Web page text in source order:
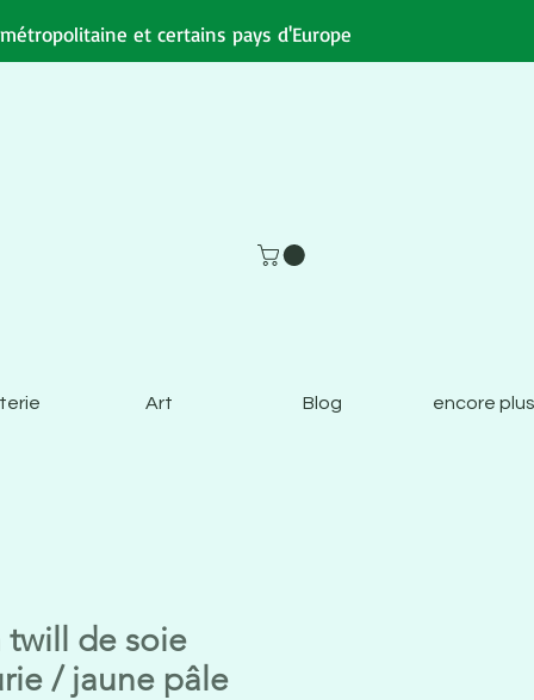
et certains pays d'Europe
Art Blog encore
twill de soie
/ jaune pâle